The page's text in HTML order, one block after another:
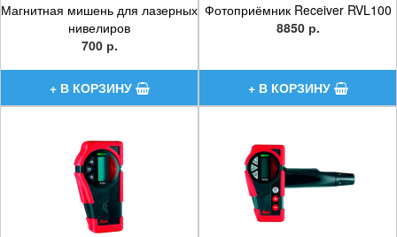
Магнитная мишень для лазерных
нивелиров
700 р.
Фотоприёмник Receiver RVL100
8850 р.